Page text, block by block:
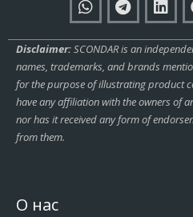
Disclaimer:SCONDAR is an
names, trademarks, and brands
for the purpose of illustrating product
have any affiliation with the owners of
nor has it received any form of
from them.
О нас